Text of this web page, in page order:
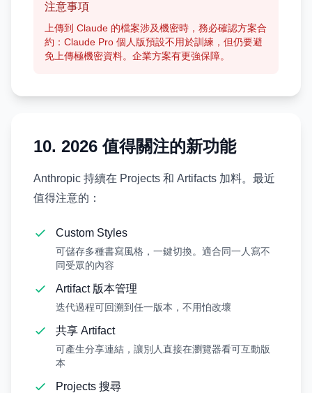
注意事項
上傳到 Claude 的檔案涉及機密時，務必確認方案合
約：Claude Pro 個人版預設不用於訓練，但仍要避
免上傳極機密資料。企業方案有更強保障。
10. 2026 值得關注的新功能
Anthropic 持續在 Projects 和 Artifacts 加料。最近
值得注意的：
Custom Styles
可儲存多種書寫風格，一鍵切換。適合同一人寫不
同受眾的內容
Artifact 版本管理
迭代過程可回溯到任一版本，不用怕改壞
共享 Artifact
可產生分享連結，讓別人直接在瀏覽器看可互動版
本
Projects 搜尋